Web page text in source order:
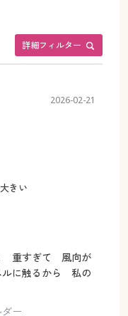
詳細フィルター
2026-02-21
大きい
重すぎて 風向が
に触るから 私の
ー